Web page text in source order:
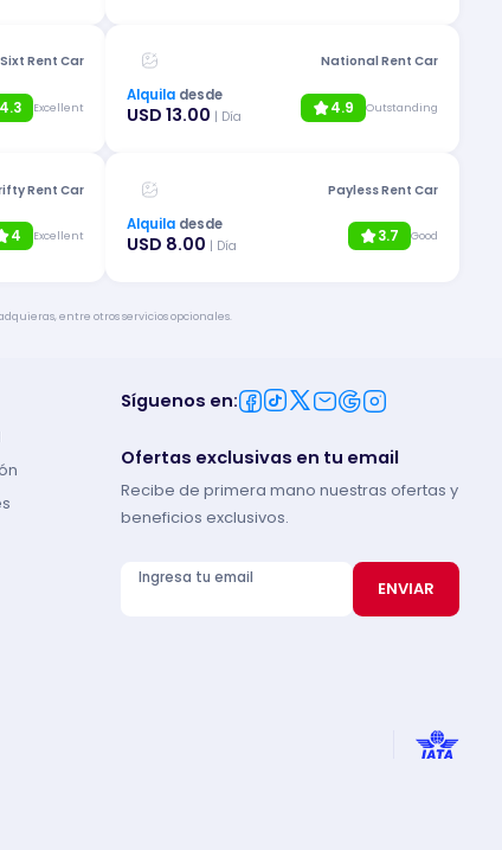
Sixt Rent Car
4.3 Excellent
National Rent Car
Alquila desde
USD 13.00 | Día 4.9 Outstanding
Rent Car
4 Excellent
Payless Rent Car
Alquila desde
USD 8.00 | Día 3.7 Good
entre otros servicios opcionales.
Síguenos en:
Ofertas exclusivas en tu email
Recibe de primera mano nuestras ofertas y
beneficios exclusivos.
Ingresa tu email ENVIAR